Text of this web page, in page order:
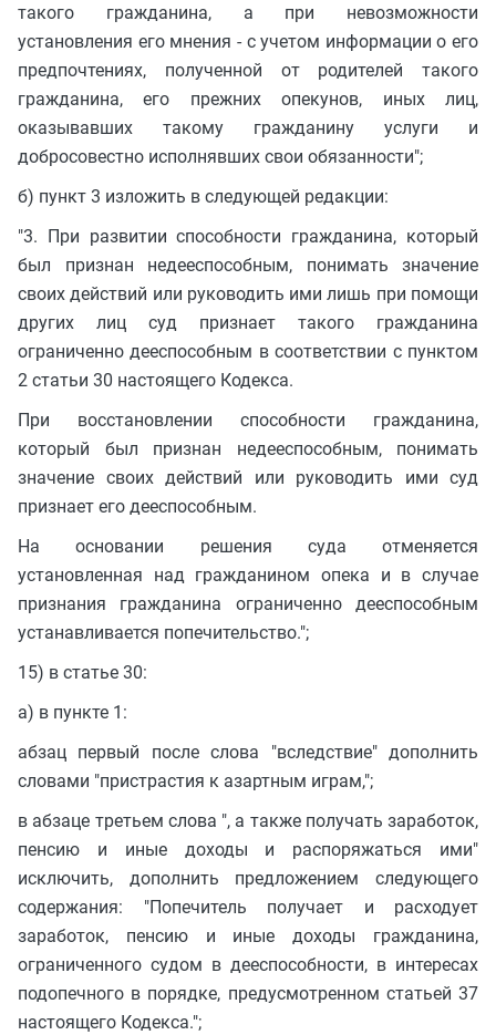
такого гражданина, а при невозможности
установления его мнения - с учетом информации о его
предпочтениях, полученной от родителей такого
гражданина, его прежних опекунов, иных лиц,
оказывавших такому гражданину услуги и
добросовестно исполнявших свои обязанности";
б) пункт 3 изложить в следующей редакции:
"3. При развитии способности гражданина, который
был признан недееспособным, понимать значение
своих действий или руководить ими лишь при помощи
других лиц суд признает такого гражданина
ограниченно дееспособным в соответствии с пунктом
2 статьи 30 настоящего Кодекса.
При восстановлении способности гражданина,
который был признан недееспособным, понимать
значение своих действий или руководить ими суд
признает его дееспособным.
На основании решения суда отменяется
установленная над гражданином опека и в случае
признания гражданина ограниченно дееспособным
устанавливается попечительство.";
15) в статье 30:
а) в пункте 1:
абзац первый после слова "вследствие" дополнить
словами "пристрастия к азартным играм,";
в абзаце третьем слова ", а также получать заработок,
пенсию и иные доходы и распоряжаться ими"
исключить, дополнить предложением следующего
содержания: "Попечитель получает и расходует
заработок, пенсию и иные доходы гражданина,
ограниченного судом в дееспособности, в интересах
подопечного в порядке, предусмотренном статьей 37
настоящего Кодекса.";